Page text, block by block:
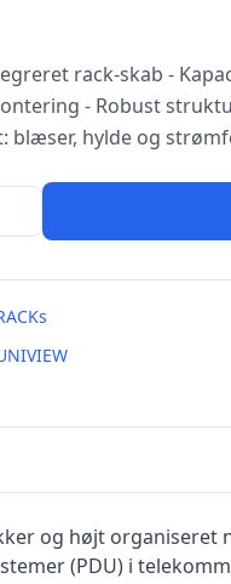
rack-skab -
- Robust
blæser, hylde og
og højt
(PDU) i